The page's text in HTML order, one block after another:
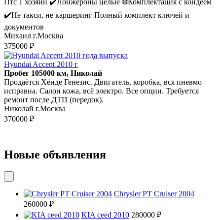
✔️Не такси, не каршеринг Полный комплект ключей и
документов
Михаил г.Москва
375000 ₽
Hyundai Accent 2010 г
Пробег 105000 км, Николай
Продаётся Хёнде Генезис. Двигатель, коробка, вся пневмо
исправна. Салон кожа, всё электро. Все опции. Требуется
ремонт после ДТП (передок).
Николай г.Москва
370000 ₽
Новые объявления
Chrysler PT Cruiser 2004
260000 ₽
KIA ceed 2010 280000 ₽